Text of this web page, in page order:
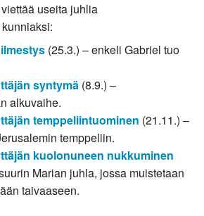
useita juhlia
(25.3.) – enkeli Gabriel tuo
syntymä (8.9.) –
alkuvaihe.
temppeliintuominen (21.11.) –
temppeliin.
kuolonuneen nukkuminen
Marian juhla, jossa muistetaan
taivaaseen.